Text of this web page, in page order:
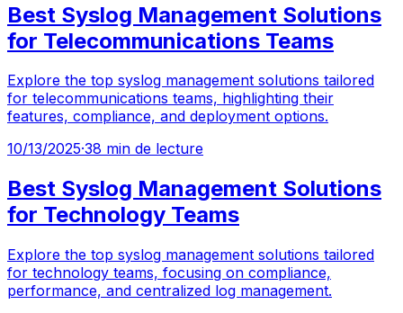
Best Syslog Management Solutions
for Telecommunications Teams
Explore the top syslog management solutions tailored
for telecommunications teams, highlighting their
features, compliance, and deployment options.
10/13/2025·38 min de lecture
Best Syslog Management Solutions
for Technology Teams
Explore the top syslog management solutions tailored
for technology teams, focusing on compliance,
performance, and centralized log management.